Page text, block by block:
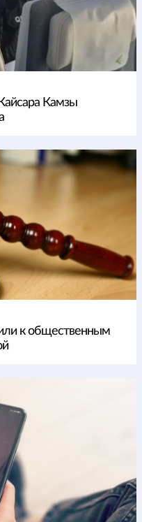
Камзы
к общественным